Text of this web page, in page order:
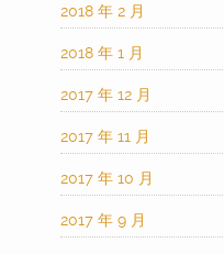
2018 年 2 月
2018 年 1 月
2017 年 12 月
2017 年 11 月
2017 年 10 月
2017 年 9 月